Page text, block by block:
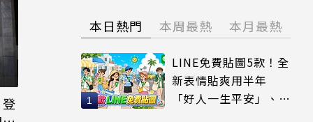
本日熱門 本周最熱 本月最熱
LINE免費貼圖5款！全
新表情貼爽用半年
「好人一生平安」、